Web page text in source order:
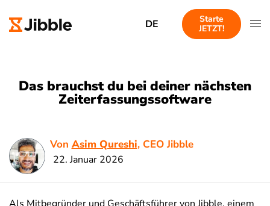
DE
Starte
JETZT!
Das brauchst du bei deiner nächsten
Zeiterfassungssoftware
Von Asim Qureshi, CEO Jibble
22. Januar 2026
Als Mitbegründer und Geschäftsführer von Jibble, einem